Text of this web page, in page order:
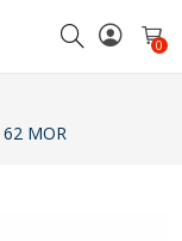
0
MOR